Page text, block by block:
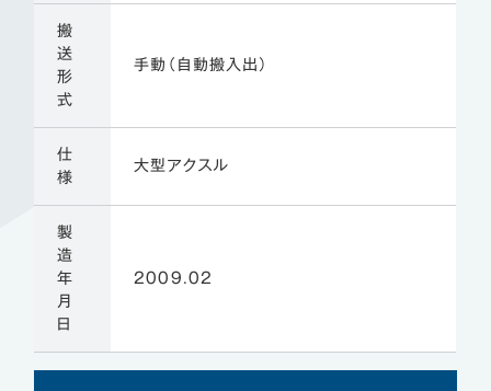
搬
送
形
式
手動（自動搬入出）
仕
様
大型アクスル
製
造
年
月
日
2009.02